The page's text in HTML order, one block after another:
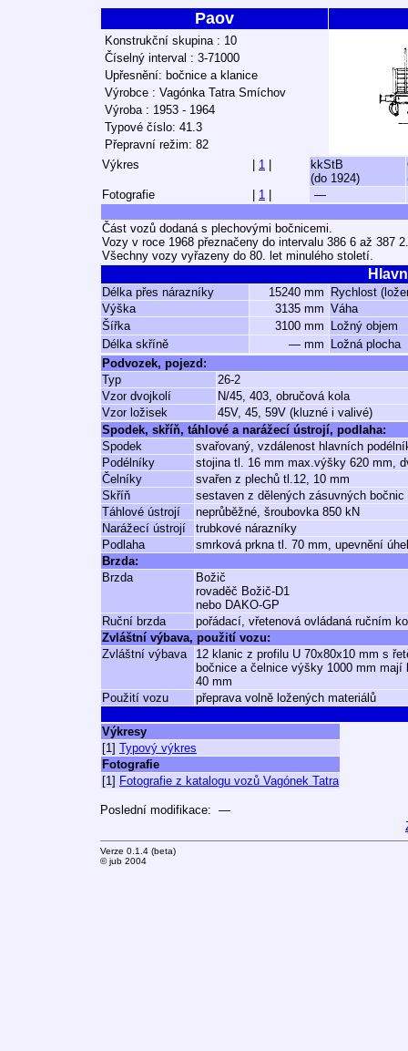
Paov
Konstrukční skupina : 10
Číselný interval : 3-71000
Upřesnění: bočnice a klanice
Výrobce : Vagónka Tatra Smíchov
Výroba : 1953 - 1964
Typové číslo: 41.3
Přepravní režim: 82
Výkres
1
kkStB
(do 1924)
Fotografie
1 —
Část vozů dodaná s plechovými bočnicemi.
Vozy v roce 1968 přeznačeny do intervalu 386 6 až 387
Všechny vozy vyřazeny do 80. let minulého století.
Délka přes nárazníky 15240 mm
Rychlost
Výška
3135 mm Váha
Šířka
3100 mm
Ložný objem
Délka skříně
— mm
Ložná plocha
Podvozek, pojezd:
Typ
26-2
Vzor dvojkolí
N/45, 403, obručová kola
Vzor ložisek
45V, 45, 59V (kluzné i valivé)
Spodek, skříň, táhlové a narážecí ústrojí, podlaha:
Spodek
svařovaný, vzdálenost hlavních
Podélníky
stojina tl. 16 mm max.výšky 620 mm,
Čelníky
svařen z plechů tl.12, 10 mm
Skříň
sestaven z dělených zásuvných
Táhlové ústrojí
neprůběžné, šroubovka 850 kN
Narážecí ústrojí
trubkové nárazníky
Podlaha
smrková prkna tl. 70 mm, upevnění
Brzda:
Brzda
Božič
rovaděč Božič-D1
nebo DAKO-GP
Ruční brzda
pořádací, vřetenová ovládaná ručním
Zvláštní výbava, použití vozu:
Zvláštní výbava
12 klanic z profilu U 70x80x10 mm s
bočnice a čelnice výšky 1000 mm
40 mm
Použití vozu
přeprava volně ložených materiálů
Výkresy
[1] Typový výkres
Fotografie
[1] Fotografie z katalogu vozů Vagónek Tatra
Poslední modifikace: —
Verze 0.1.4 (beta)
© jub 2004